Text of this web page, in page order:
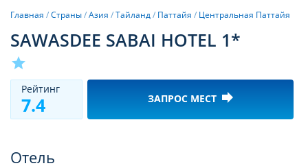
Главная /Страны/Азия /Тайланд/ Паттайя / Центральная Паттайя
SAWASDEE SABAI HOTEL 1*
star
Рeйтинг
7.4 ЗАПРОС МЕСТ forward
Отель